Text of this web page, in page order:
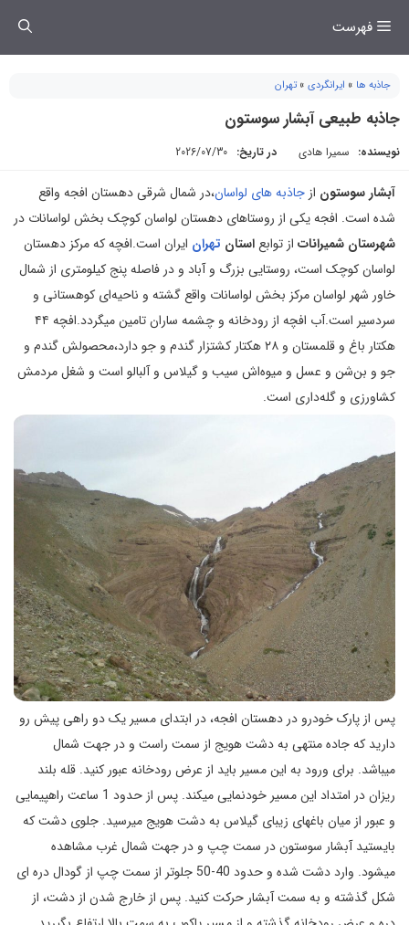
فهرست
جاذبه ها » ایرانگردی » تهران
جاذبه طبیعی آبشار سوستون
نویسنده: سمیرا هادی در تاریخ: 2026/07/30
آبشار سوستون از جاذبه های لواسان،در شمال شرقی دهستان افجه واقع
شده است. افجه یکی از روستاهای دهستان لواسان کوچک بخش لواسانات در
شهرستان شمیرانات از توابعاستان تهران ایران است.افچه که مرکز دهستان
لواسان کوچک است، روستایی بزرگ و آباد و در فاصله پنج کیلومتری از شمال
خاور شهر لواسان مرکز بخش لواسانات واقع گشته و ناحیه‌ای کوهستانی و
سردسیر است.آب افچه از رودخانه و چشمه ساران تامین میگردد.افچه ۴۴
هکتار باغ و قلمستان و ٢٨ هکتار کشتزار گندم و جو دارد،محصولش گندم و
جو و بن‌شن و عسل و میوه‌اش سیب و گیلاس و آلبالو است و شغل مردمش
کشاورزی و گله‌داری است.
پس از پارک خودرو در دهستان افجه، در ابتدای مسیر یک دو راهی پیش رو
دارید که جاده منتهی به دشت هویج از سمت راست و در جهت شمال
میباشد. برای ورود به این مسیر باید از عرض رودخانه عبور کنید. قله بلند
ریزان در امتداد این مسیر خودنمایی میکند. پس از حدود 1 ساعت راهپیمایی
و عبور از میان باغهای زیبای گیلاس به دشت هویج میرسید. جلوی دشت که
بایستید آبشار سوستون در سمت چپ و در جهت شمال غرب مشاهده
میشود. وارد دشت شده و حدود 40-50 جلوتر از سمت چپ از گودال دره ای
شکل گذشته و به سمت آبشار حرکت کنید. پس از خارج شدن از دشت، از